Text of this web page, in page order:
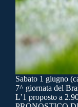
Sabato 1 giugno
7^ giornata del
L’1 proposto a